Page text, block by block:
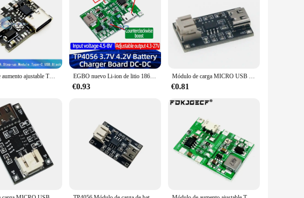
Módulo de aumento ajustable TP4056, 3,7 V, 4,2 V, 9V, 5V, 2A, batería de iones de litio 18650, placa de alimentación de descarga, Kit DIY EGBO nuevo Li-ion de litio 18650 3,7 V 4,2 V Placa de cargador de batería DC-DC módulo de refuerzo TP4056 piezas de Kit DIY
€0.93
Módulo de carga MICRO USB TP4056, batería de iones de litio de 3,7 V, 1A, protección contra sobretensión y sobredescarga, PH2.0
€0.81